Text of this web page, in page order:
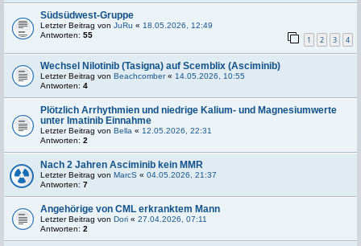
Südsüdwest-Gruppe
Letzter Beitrag von JuRu « 18.05.2026, 12:49
Antworten: 55 1 2 3 4
Wechsel Nilotinib (Tasigna) auf Scemblix (Asciminib)
Letzter Beitrag von Beachcomber« 14.05.2026, 10:55
Antworten: 4
Plötzlich Arrhythmien und niedrige Kalium- und Magnesiumwerte
unter Imatinib Einnahme
Letzter Beitrag von Bella « 12.05.2026, 22:31
Antworten: 2
Nach 2 Jahren Asciminib kein MMR
Letzter Beitrag von MarcS « 04.05.2026, 21:37
Antworten: 7
Angehörige von CML erkranktem Mann
Letzter Beitrag von Dori « 27.04.2026, 07:11
Antworten: 2